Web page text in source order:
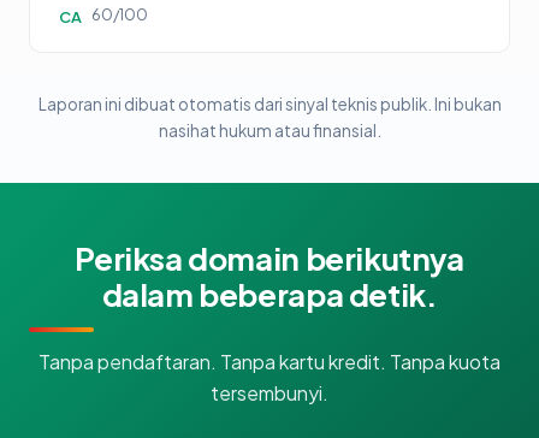
CA 60/100
Laporan ini dibuat otomatis dari sinyal teknis publik. Ini bukan
nasihat hukum atau finansial.
Periksa domain berikutnya
dalam beberapa detik.
Tanpa pendaftaran. Tanpa kartu kredit. Tanpa kuota
tersembunyi.